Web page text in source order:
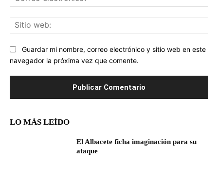
Guardar mi nombre, correo electrónico y sitio web en este
navegador la próxima vez que comente.
LO MÁS LEÍDO
El Albacete ficha imaginación para su
ataque